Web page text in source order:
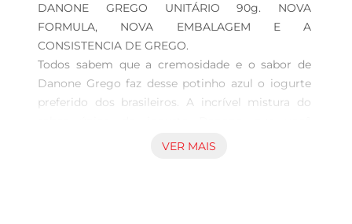
DANONE GREGO UNITÁRIO 90g. NOVA
FORMULA, NOVA EMBALAGEM E A
CONSISTENCIA DE GREGO.
Todos sabem que a cremosidade e o sabor de
Danone Grego faz desse potinho azul o iogurte
preferido dos brasileiros. A incrível mistura do
conhece, com a incomparável consistência que
VER MAIS